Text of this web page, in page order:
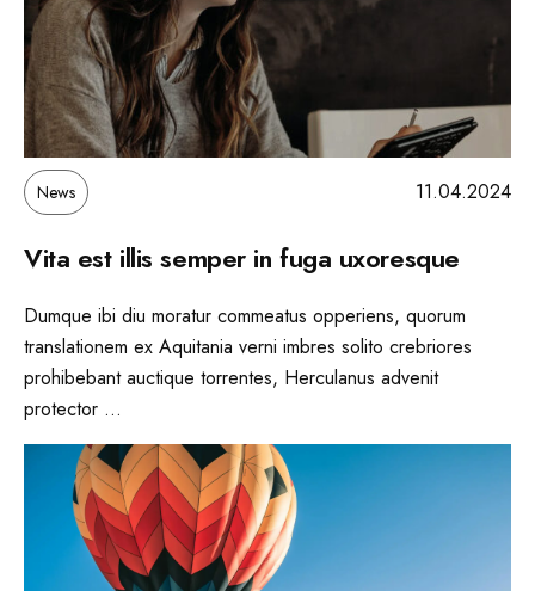
News 11.04.2024
Vita est illis semper in fuga uxoresque
Dumque ibi diu moratur commeatus opperiens, quorum
translationem ex Aquitania verni imbres solito crebriores
prohibebant auctique torrentes, Herculanus advenit
protector ...